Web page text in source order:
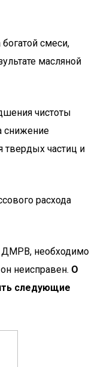
смеси,
масляной
чистоты
снижение
твердых частиц и
расхода
ДМРВ, необходимо
неисправен. О
следующие